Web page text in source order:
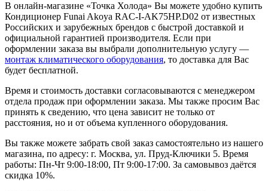
В онлайн-магазине «Точка Холода» Вы можете удобно купить
Кондиционер Funai Akoya RAC-I-AK75HP.D02 от известных
Российских и зарубежных брендов с быстрой доставкой и
официальной гарантией производителя. Если при
оформлении заказа вы выбрали дополнительную услугу —
монтаж климатического оборудования, то доставка для Вас
будет бесплатной.
Время и стоимость доставки согласовываются с менеджером
отдела продаж при оформлении заказа. Мы также просим Вас
принять к сведению, что цена зависит не только от
расстояния, но и от объема купленного оборудования.
Вы также можете забрать свой заказ самостоятельно из нашего
магазина, по адресу: г. Москва, ул. Пруд-Ключики 5. Время
работы: Пн-Чт 9:00-18:00, Пт 9:00-17:00. За самовывоз даётся
скидка 10%.